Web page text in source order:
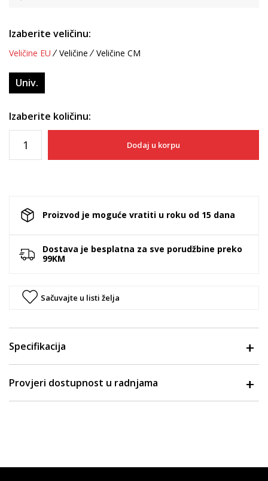
Izaberite veličinu:
Veličine EU Veličine Veličine CM
Univ.
Izaberite količinu:
Dodaj u korpu
Proizvod je moguće vratiti u roku od 15 dana
Dostava je besplatna za sve porudžbine preko
99KM
Sačuvajte u listi želja
Specifikacija
Provjeri dostupnost u radnjama